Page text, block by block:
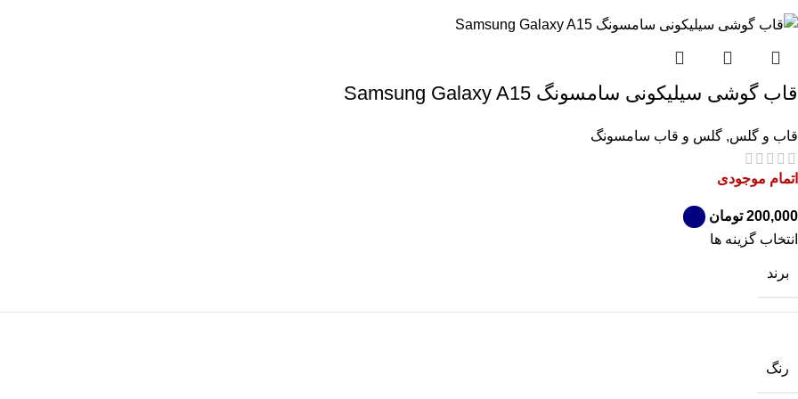
قاب گوشی سیلیکونی سامسونگ Samsung Galaxy A15
قاب و گلس, گلس و قاب سامسونگ
اتمام موجودی
تومان
انتخاب گزینه ها
برند
رنگ